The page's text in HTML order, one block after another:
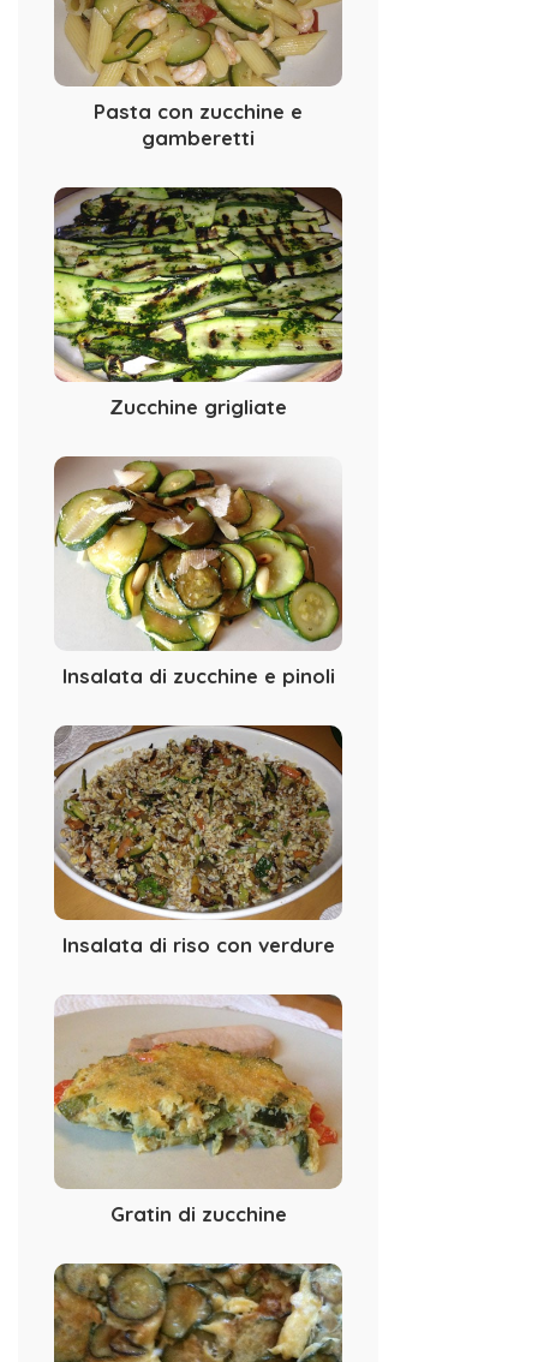
Pasta con zucchine e
gamberetti
Zucchine grigliate
Insalata di zucchine e pinoli
Insalata di riso con verdure
Gratin di zucchine